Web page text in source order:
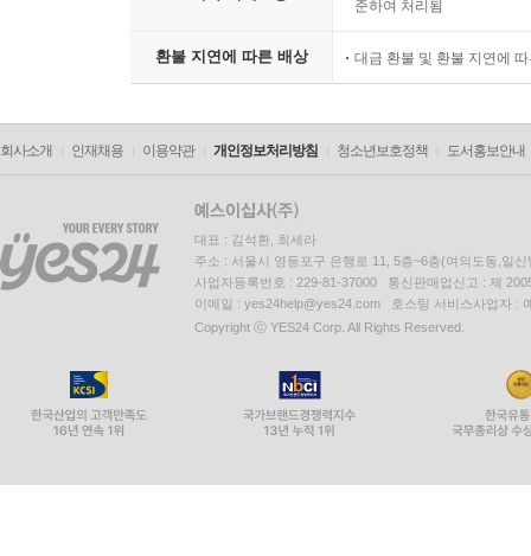
준하여 처리됨
환불 지연에 따른 배상 대금 환불 및 환불 지연에
회사소개 인재채용 이용약관 개인정보처리방침 청소년보호정책 도서홍보안내
대표 : 김석환, 최세라
주소 : 서울시 영등포구 은행로 11, 5층~6층(여의도동,일신
사업자등록번호 : 229-81-37000 통신판매업신고 : 제
이메일 : yes24help@yes24.com 호스팅 서비스사업자 :
Copyright ⓒ YES24 Corp. All Rights Reserved.